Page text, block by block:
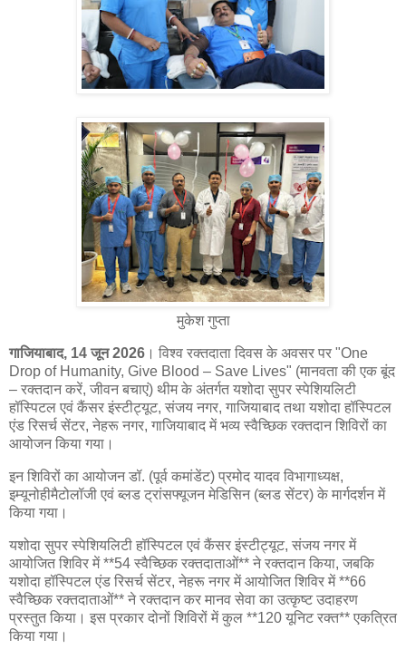
मुकेश गुप्ता
गाजियाबाद, 14 जून 2026 । विश्व रक्तदाता दिवस के अवसर पर "One
Drop of Humanity, Give Blood – Save Lives" (मानवता की एक बूंद
– रक्तदान करें, जीवन बचाएं) थीम के अंतर्गत यशोदा सुपर स्पेशियलिटी
हॉस्पिटल एवं कैंसर इंस्टीट्यूट, संजय नगर, गाजियाबाद तथा यशोदा हॉस्पिटल
एंड रिसर्च सेंटर, नेहरू नगर, गाजियाबाद में भव्य स्वैच्छिक रक्तदान शिविरों का
आयोजन किया गया।
इन शिविरों का आयोजन डॉ. (पूर्व कमांडेंट) प्रमोद यादव विभागाध्यक्ष,
इम्यूनोहीमैटोलॉजी एवं ब्लड ट्रांसफ्यूजन मेडिसिन (ब्लड सेंटर) के मार्गदर्शन में
किया गया।
यशोदा सुपर स्पेशियलिटी हॉस्पिटल एवं कैंसर इंस्टीट्यूट, संजय नगर में
आयोजित शिविर में **54 स्वैच्छिक रक्तदाताओं** ने रक्तदान किया, जबकि
यशोदा हॉस्पिटल एंड रिसर्च सेंटर, नेहरू नगर में आयोजित शिविर में **66
स्वैच्छिक रक्तदाताओं** ने रक्तदान कर मानव सेवा का उत्कृष्ट उदाहरण
प्रस्तुत किया। इस प्रकार दोनों शिविरों में कुल **120 यूनिट रक्त** एकत्रित
किया गया।